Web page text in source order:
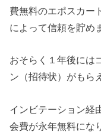
費無料のエポスカー
によって信頼を貯め
おそらく１年後には
ン（招待状）がもら
インビテーション経
会費が永年無料にな